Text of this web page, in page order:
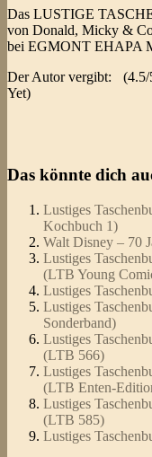
Das LUSTIGE
von Donald, Micky &
bei EGMONT EHAPA
Der Autor vergibt:
(4.5/
Yet)
Das könnte dich
Lustiges
Kochbuch 1)
Walt Disney – 70
Lustiges
(LTB Young
Lustiges
Lustiges
Sonderband)
Lustiges
(LTB 566)
Lustiges
(LTB Enten-
Lustiges
(LTB 585)
Lustiges